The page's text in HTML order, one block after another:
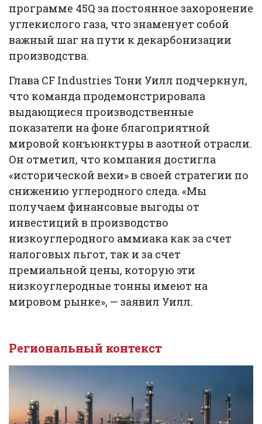
программе 45Q за постоянное захоронение
углекислого газа, что знаменует собой
важный шаг на пути к декарбонизации
производства.
Глава CF Industries Тони Уилл подчеркнул,
что команда продемонстрировала
выдающиеся производственные
показатели на фоне благоприятной
мировой конъюнктуры в азотной отрасли.
Он отметил, что компания достигла
«исторической вехи» в своей стратегии по
снижению углеродного следа. «Мы
получаем финансовые выгоды от
инвестиций в производство
низкоуглеродного аммиака как за счет
налоговых льгот, так и за счет
премиальной цены, которую эти
низкоуглеродные тонны имеют на
мировом рынке», — заявил Уилл.
Региональный контекст